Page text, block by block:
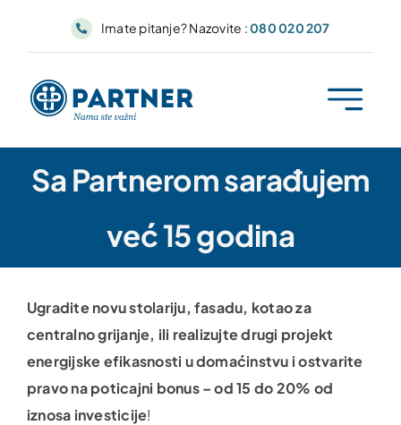
Imate pitanje? Nazovite :080 020 207
Sa Partnerom sarađujem
već 15 godina
Ugradite novu stolariju, fasadu, kotao za
centralno grijanje, ili realizujte drugi projekt
energijske efikasnosti u domaćinstvu i ostvarite
pravo na poticajni bonus – od 15 do 20% od
iznosa investicije!